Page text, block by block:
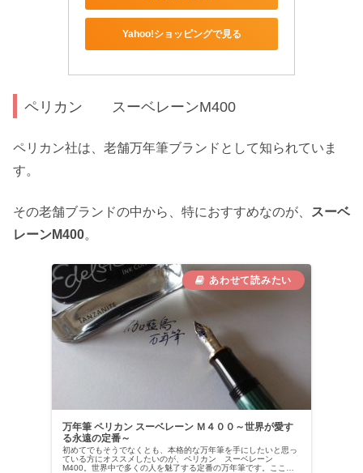
Yahoo!ショッピングで見る
ペリカン スーベレーンM400
ペリカン社は、老舗万年筆ブランドとして知られていま
す。
その老舗ブランドの中から、特におすすめなのが、
スーベ
レーンM400。
万年筆 ペリカン スーベレーン Ｍ４００～世界が愛す
る永遠の定番～
初めてでもそうでなくとも、本格的な万年筆を手にしたいと思っ
ている方にオススメしたいのが、ペリカン スーベレーン
M400。世界中で多くの人を魅了する定番の万年筆です。ここで